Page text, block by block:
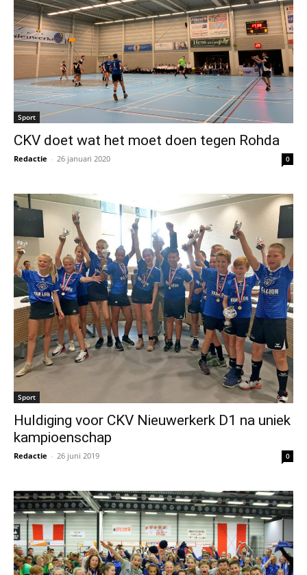
Sport
CKV doet wat het moet doen tegen Rohda
Redactie - 26 januari 2020 0
Sport
Huldiging voor CKV Nieuwerkerk D1 na uniek
kampioenschap
Redactie - 26 juni 2019 0